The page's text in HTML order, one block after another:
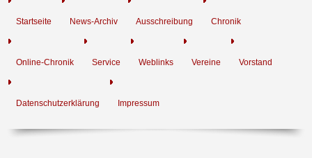
Startseite News-Archiv Ausschreibung Chronik
Online-Chronik Service Weblinks Vereine Vorstand
Datenschutzerklärung Impressum